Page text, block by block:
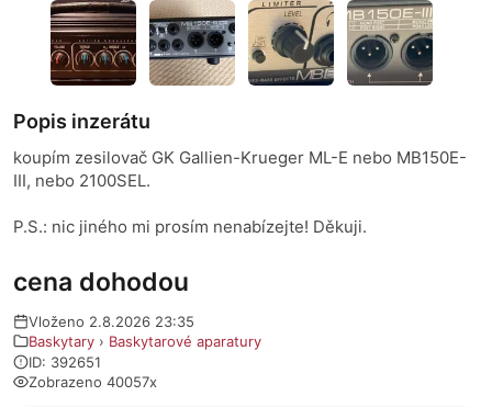
cena dohodou
Vloženo 2.8.2026 23:35
Baskytary › Baskytarové aparatury
ID: 392651
Zobrazeno 40057x
Popis inzerátu
koupím zesilovač GK Gallien-Krueger ML-E nebo MB150E-
III, nebo 2100SEL.
P.S.: nic jiného mi prosím nenabízejte! Děkuji.